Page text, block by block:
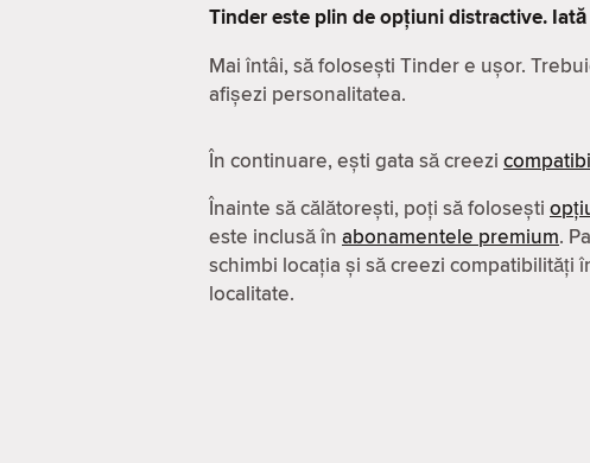
Tinder este plin de opțiuni distractive.
Mai întâi, să folosești Tinder e ușor.
afișezi personalitatea.
În continuare, ești gata să creezi
Înainte să călătorești, poți să folosești
este inclusă în abonamentele premium.
schimbi locația și să creezi compatibilităţi
localitate.